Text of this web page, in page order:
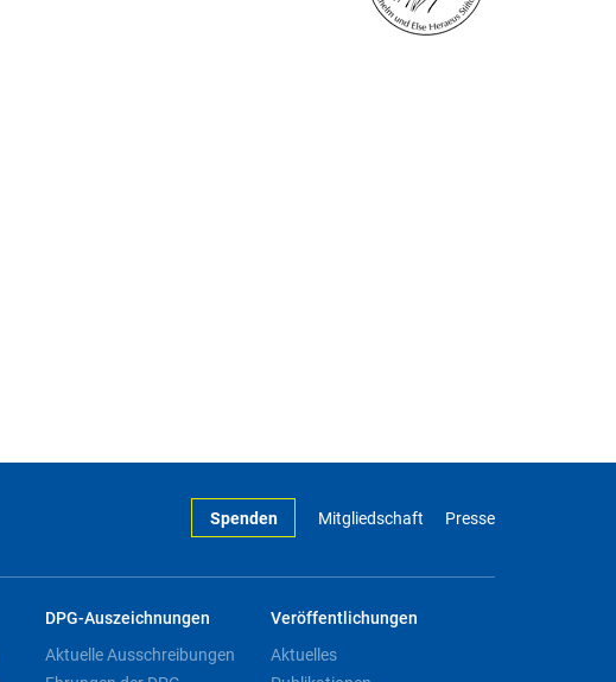
Spenden Mitgliedschaft Presse
DPG-Auszeichnungen
Aktuelle Ausschreibungen
Veröffentlichungen
Aktuelles